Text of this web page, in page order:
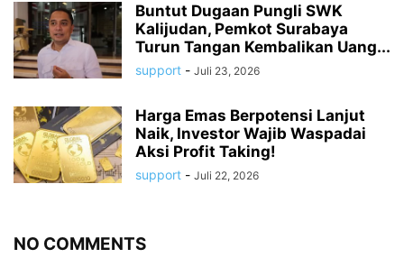
Buntut Dugaan Pungli SWK
Kalijudan, Pemkot Surabaya
Turun Tangan Kembalikan Uang...
support - Juli 23, 2026
Harga Emas Berpotensi Lanjut
Naik, Investor Wajib Waspadai
Aksi Profit Taking!
support - Juli 22, 2026
NO COMMENTS